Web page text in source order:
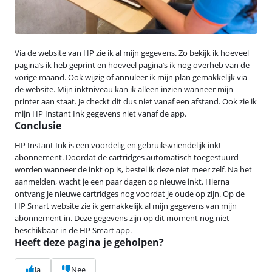
Via de website van HP zie ik al mijn gegevens. Zo bekijk ik hoeveel
pagina’s ik heb geprint en hoeveel pagina’s ik nog overheb van de
vorige maand. Ook wijzig of annuleer ik mijn plan gemakkelijk via
de website. Mijn inktniveau kan ik alleen inzien wanneer mijn
printer aan staat. Je checkt dit dus niet vanaf een afstand. Ook zie ik
mijn HP Instant Ink gegevens niet vanaf de app.
Conclusie
HP Instant Ink is een voordelig en gebruiksvriendelijk inkt
abonnement. Doordat de cartridges automatisch toegestuurd
worden wanneer de inkt op is, bestel ik deze niet meer zelf. Na het
aanmelden, wacht je een paar dagen op nieuwe inkt. Hierna
ontvang je nieuwe cartridges nog voordat je oude op zijn. Op de
HP Smart website zie ik gemakkelijk al mijn gegevens van mijn
abonnement in. Deze gegevens zijn op dit moment nog niet
beschikbaar in de HP Smart app.
Heeft deze pagina je geholpen?
Ja Nee